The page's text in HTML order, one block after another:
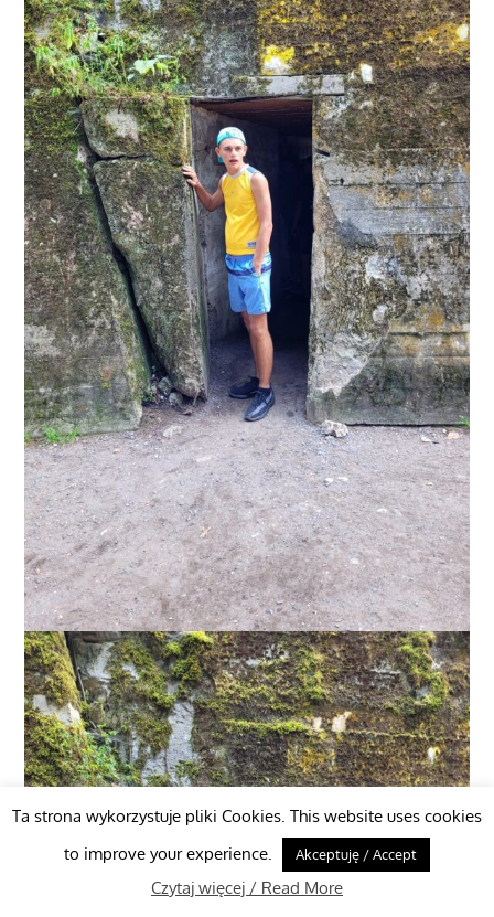
Ta strona wykorzystuje pliki Cookies. This website uses cookies
to improve your experience.
Akceptuję / Accept
Czytaj więcej / Read More